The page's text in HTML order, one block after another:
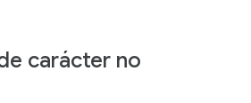
carácter no